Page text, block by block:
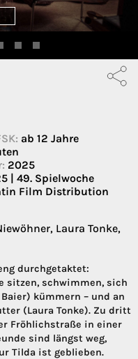
ab 12 Jahre
2025
| 49. Spielwoche
Film Distribution
Laura Tonke,
durchgetaktet:
sitzen, schwimmen, sich
kümmern – und an
(Laura Tonke). Zu dritt
Fröhlichstraße in einer
sind längst weg,
Tilda ist geblieben.